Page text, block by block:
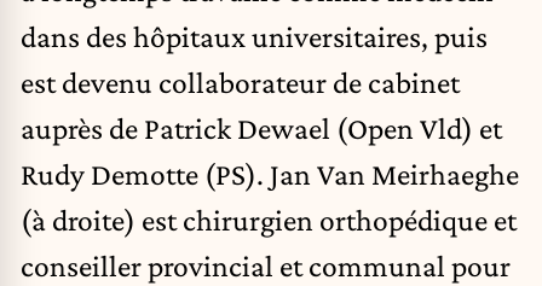
dans des hôpitaux universitaires, puis
est devenu collaborateur de cabinet
auprès de Patrick Dewael (Open Vld) et
Rudy Demotte (PS). Jan Van Meirhaeghe
(à droite) est chirurgien orthopédique et
conseiller provincial et communal pour